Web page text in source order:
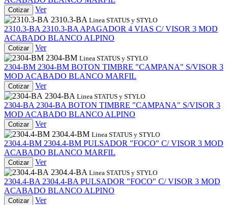
Cotizar
Ver
2310.3-BA Linea STATUS y STYLO
2310.3-BA 2310.3-BA APAGADOR 4 VIAS C/ VISOR 3 MOD
ACABADO BLANCO ALPINO
Cotizar
Ver
2304-BM Linea STATUS y STYLO
2304-BM 2304-BM BOTON TIMBRE "CAMPANA" S/VISOR 3
MOD ACABADO BLANCO MARFIL
Cotizar
Ver
2304-BA Linea STATUS y STYLO
2304-BA 2304-BA BOTON TIMBRE "CAMPANA" S/VISOR 3
MOD ACABADO BLANCO ALPINO
Cotizar
Ver
2304.4-BM Linea STATUS y STYLO
2304.4-BM 2304.4-BM PULSADOR "FOCO" C/ VISOR 3 MOD
ACABADO BLANCO MARFIL
Cotizar
Ver
2304.4-BA Linea STATUS y STYLO
2304.4-BA 2304.4-BA PULSADOR "FOCO" C/ VISOR 3 MOD
ACABADO BLANCO ALPINO
Cotizar
Ver